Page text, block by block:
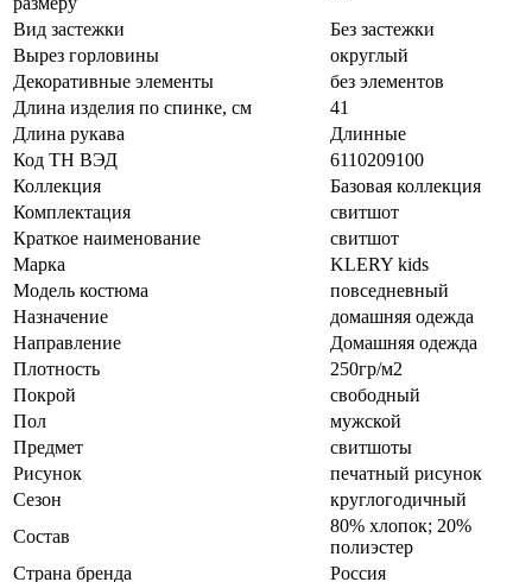
Вид застежки
Без застежки
Вырез горловины
округлый
Декоративные элементы
без элементов
Длина изделия по спинке, см
41
Длина рукава
Длинные
Код ТН ВЭД
6110209100
Коллекция
Базовая коллекция
Комплектация
свитшот
Краткое наименование
свитшот
Марка
KLERY kids
Модель костюма
повседневный
Назначение
домашняя одежда
Направление
Домашняя одежда
Плотность
250гр/м2
Покрой
свободный
Пол
мужской
Предмет
свитшоты
Рисунок
печатный рисунок
Сезон
круглогодичный
Состав
80% хлопок; 20%
полиэстер
Страна бренда
Россия